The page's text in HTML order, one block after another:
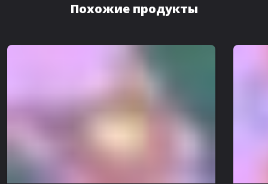
Похожие продукты